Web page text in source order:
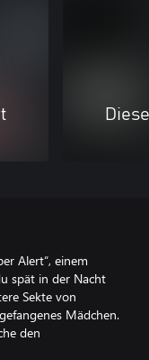
Alert“, einem
spät in der Nacht
Sekte von
Mädchen.
den